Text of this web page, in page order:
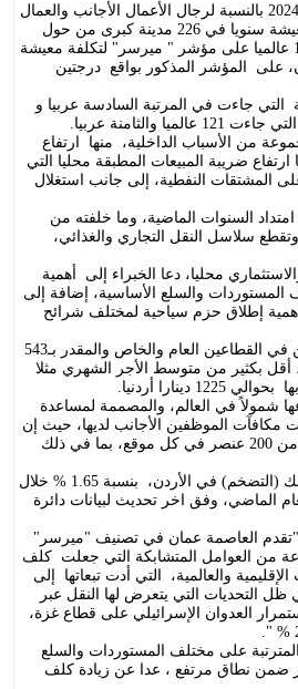
وكان تقرير شركة ميرسر السنوي حول تكلفة المعيشة لعام 2024 بالنسبة لرجال الأعمال الأجانب والعمال
الوافدين والمقيمين الأجانب، والذي يرصد تغييرات تكلفة المعيشة سنويا في 226 مدينة كبرى من حول
العالم، أظهر حلول العاصمة عمان في المرتبة الخامسة و 108 عالميا على مؤشر " ميرسر" لتكلفة معيشة
في عمان، على المؤشر المذكور بواقع درجتين
جاءت في المرتبة السادسة عربيا و
من الأسباب الداخلية، منها ارتفاع
ضريبة المبيعات المطبقة محليا التي
المشتقات النفطية، إلى جانب استغلال
السنوات الماضية، وما خلفته من
سلاسل النقل التجاري والغذائي،
محليا، دعا الخبراء إلى أهمية
والسلع الأساسية، إضافة إلى
إطلاق حزم سياحية لمختلف شرائح
وعلى الرغم من أن متوسط الأجر الشهري للأردنيين، العاملين في القطاعين العام والخاص والمقدر بـ543
وفق آخر مسح لدائرة الإحصاءات العامة في عام 2020، أقل بكثير من متوسط الأجر الشهري مثلا
شمولاً في العالم، والمصممة لمساعدة
مكافآت الموظفين الأجانب لديها، حيث إن
المؤشر الذي يقوم عليه التقرير يقيس التكلفة المقارنة لأكثر من 200 عنصر في كل موقع، بما في ذلك
وتجدر الإشار إلى ارتفاع الرقم القياسي العام لأسعار المستهلك (التضخم) في الأردن، بنسبة 1.65 % خلال
الماضي، وفق اخر تحديث لبيانات دائرة
"تقدم العاصمة عمان في تصنيف "ميرسر"
من العوامل المتشابكة التي جعلت كلف
والعالمية، التي أدت تبعاتها إلى
التحديات التي يتعرض لها النقل عبر
العدوان الإسرائيلي على قطاع غزة،
على مختلف المستوردات والسلع
ضمن نطاق مرتفع ، عدا عن زيادة كلف